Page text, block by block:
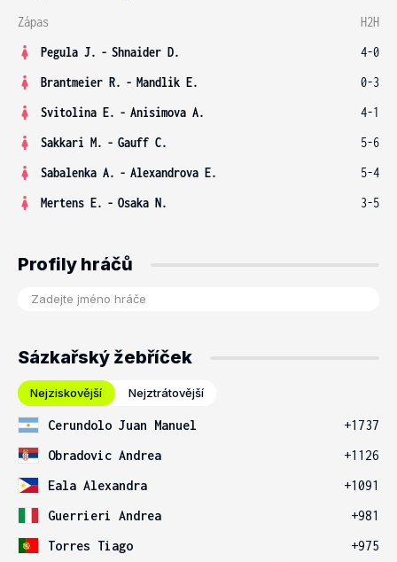
Zápas
H2H
Pegula J. - Shnaider D.
4-0
Brantmeier R. - Mandlik E.
0-3
Svitolina E. - Anisimova A.
4-1
Sakkari M. - Gauff C.
5-6
Sabalenka A. - Alexandrova E.
5-4
Mertens E. - Osaka N. 3-5
Profily hráčů
Sázkařský žebříček
Nejziskovější Nejztrátovější
Cerundolo Juan Manuel
+1737
Obradovic Andrea
+1126
Eala Alexandra
+1091
Guerrieri Andrea
+981
Torres Tiago
+975